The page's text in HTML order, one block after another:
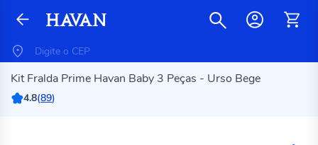
Kit Fralda Prime Havan Baby 3 Peças - Urso Bege
4.8(89)